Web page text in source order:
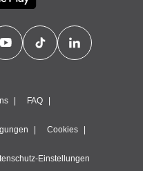
FAQ
Cookies
Einstellungen